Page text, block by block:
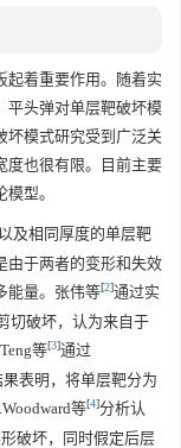
起着重要作用。随着实
平头弹对单层靶破坏模
坏模式研究受到广泛关
度也很有限。目前主要
型。
及相同厚度的单层靶
由于两者的变形和失效
能量。张伟等[2]通过实
切破坏，认为来自于
等[3]通过
表明，将单层靶分为
等[4]分析认
破坏，同时假定后层